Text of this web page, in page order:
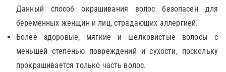
Данный способ окрашивания волос безопасен для
беременных женщин и лиц, страдающих аллергией.
Более здоровые, мягкие и шелковистые волосы с
меньшей степенью повреждений и сухости, поскольку
прокрашивается только часть волос.